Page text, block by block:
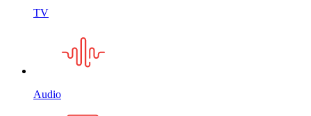
TV
Audio